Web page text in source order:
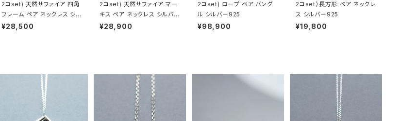
2コset) 天然サファイア 四角
フレーム ペア ネックレス シル
バー925
¥28,500
2コset) 天然サファイア マー
キス ペア ネックレス シルバー
925
¥28,900
2コset) ロープ ペア バング
ル シルバー925
¥98,900
2コset）長方形 ペア ネックレ
ス シルバー925
¥19,800